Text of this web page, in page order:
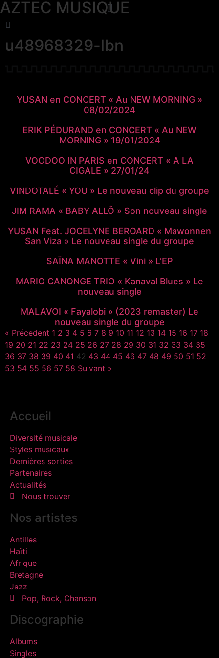
AZTEC MUSIQUE
u48968329-lbn
YUSAN en CONCERT « Au NEW MORNING »
08/02/2024
ERIK PÉDURAND en CONCERT « Au NEW
MORNING » 19/01/2024
VOODOO IN PARIS en CONCERT « A LA
CIGALE » 27/01/24
VINDOTALÉ « YOU » Le nouveau clip du groupe
JIM RAMA « BABY ALLÔ » Son nouveau single
YUSAN Feat. JOCELYNE BEROARD « Mawonnen
San Viza » Le nouveau single du groupe
SAÏNA MANOTTE « Vini » L’EP
MARIO CANONGE TRIO « Kanaval Blues » Le
nouveau single
MALAVOI « Fayalobi » (2023 remaster) Le
nouveau single du groupe
« Précedent 1 2 3 4 5 6 7 8 9 10 11 12 13 14 15 16 17 18
19 20 21 22 23 24 25 26 27 28 29 30 31 32 33 34 35
36 37 38 39 40 41 42 43 44 45 46 47 48 49 50 51 52
53 54 55 56 57 58 Suivant »
Accueil
Diversité musicale
Styles musicaux
Dernières sorties
Partenaires
Actualités
Nous trouver
Nos artistes
Antilles
Haïti
Afrique
Bretagne
Jazz
Pop, Rock, Chanson
Discographie
Albums
Singles